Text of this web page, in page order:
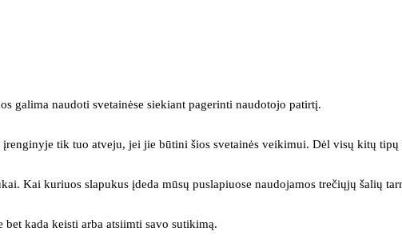
galima naudoti svetainėse siekiant pagerinti naudotojo patirtį.
įrenginyje tik tuo atveju, jei jie būtini šios svetainės veikimui. Dėl visų kitų
Kai kuriuos slapukus įdeda mūsų puslapiuose naudojamos trečiųjų šalių
kada keisti arba atsiimti savo sutikimą.